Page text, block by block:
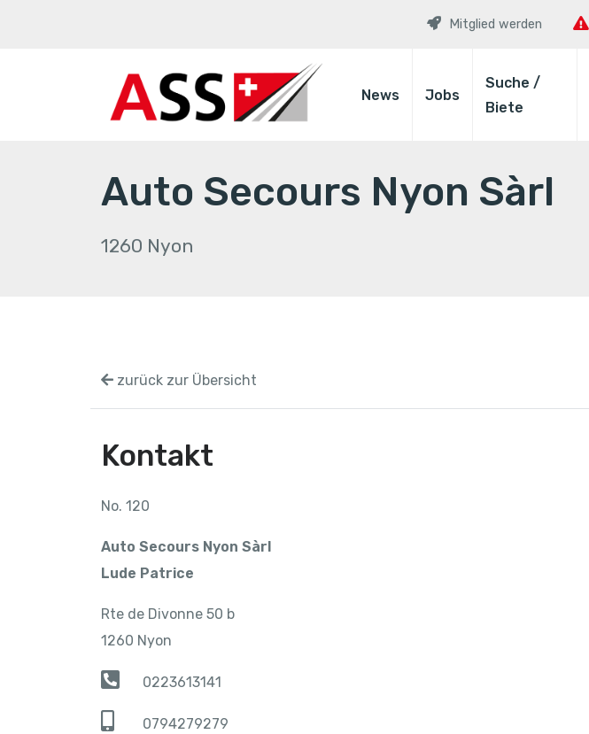
Mitglied werden
News Jobs
Suche /
Biete
Auto Secours Nyon Sàrl
1260 Nyon
zurück zur Übersicht
Kontakt
No. 120
Auto Secours Nyon Sàrl
Lude Patrice
Rte de Divonne 50 b
1260 Nyon
0223613141
0794279279